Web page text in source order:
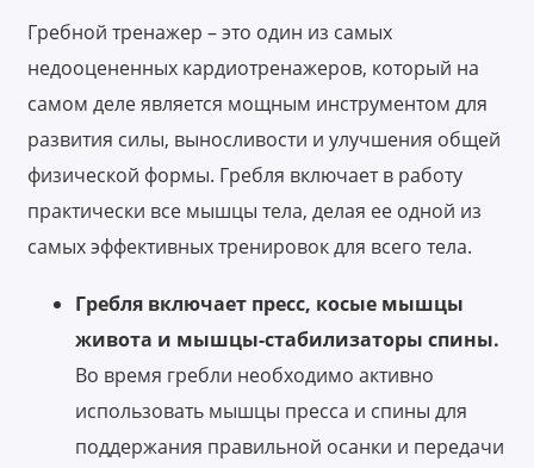
Гребной тренажер – это один из самых
недооцененных кардиотренажеров, который на
самом деле является мощным инструментом для
развития силы, выносливости и улучшения общей
физической формы. Гребля включает в работу
практически все мышцы тела, делая ее одной из
самых эффективных тренировок для всего тела.
Гребля включает пресс, косые мышцы
живота и мышцы-стабилизаторы спины.
Во время гребли необходимо активно
использовать мышцы пресса и спины для
поддержания правильной осанки и передачи